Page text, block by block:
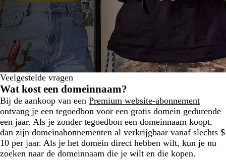
Veelgestelde vragen
Wat kost een domeinnaam?
Bij de aankoop van een Premium website-abonnement
ontvang je een tegoedbon voor een gratis domein gedurende
een jaar. Als je zonder tegoedbon een domeinnaam koopt,
dan zijn domeinabonnementen al verkrijgbaar vanaf slechts $
10 per jaar. Als je het domein direct hebben wilt, kun je nu
zoeken naar de domeinnaam die je wilt en die kopen.